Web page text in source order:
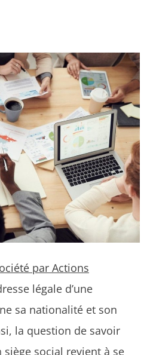
par Actions
légale d’une
sa nationalité et son
la question de savoir
social revient à se